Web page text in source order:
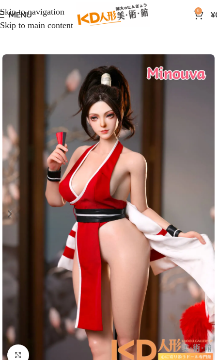
Skip to navigation
Skip to main content
MENU 0 ¥
Click to enlarge